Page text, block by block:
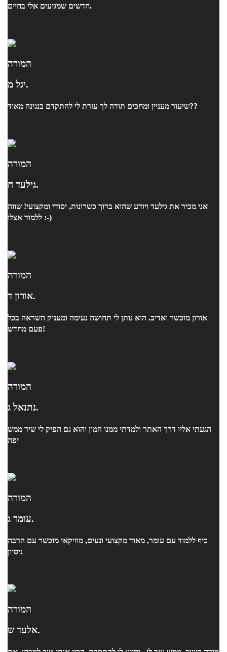
חדשים שמגיעים אלי בחיים.
המורה
יגל מ.
שיעור מעניין ומחכים תודה לך עזרת לי להתקדם בנגינה מאוד??
המורה
גילעד ח.
אני מכיר את גילעד ויודע שהוא ברוך כשרונות, יסודי ומקצועי! שווה
ללמוד אצלו :-)
המורה
אורון ד.
אורון מוכשר ואדיב. הוא נותן לי תחושה נעימה ומעניק השראה בכל
פעם מחדש!
המורה
נתנאל ג.
הגעתי אליו דרך האתר ולמדתי ממנו המון והוא גם הפיק לי שיר ממש
יפה
המורה
עומר ג.
כיף ללמוד עם עומר, מאוד מקצועי ונעים, מוזיקאי מוכשר עם הרבה
ניסיון
המורה
אלעד ש.